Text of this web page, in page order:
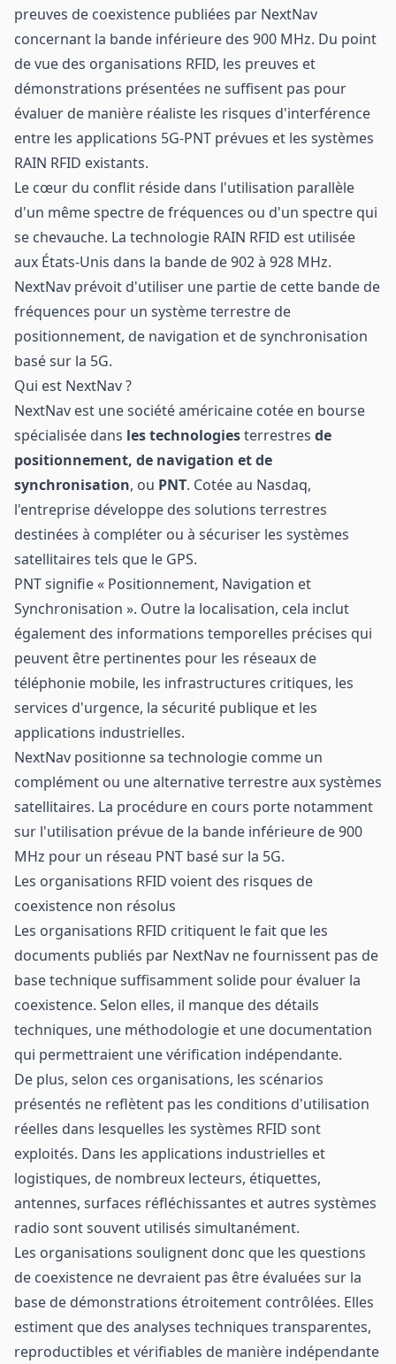
preuves de coexistence publiées par NextNav
concernant la bande inférieure des 900 MHz. Du point
de vue des organisations RFID, les preuves et
démonstrations présentées ne suffisent pas pour
évaluer de manière réaliste les risques d'interférence
entre les applications 5G-PNT prévues et les systèmes
RAIN RFID existants.
Le cœur du conflit réside dans l'utilisation parallèle
d'un même spectre de fréquences ou d'un spectre qui
se chevauche. La technologie RAIN RFID est utilisée
aux États-Unis dans la bande de 902 à 928 MHz.
NextNav prévoit d'utiliser une partie de cette bande de
fréquences pour un système terrestre de
positionnement, de navigation et de synchronisation
basé sur la 5G.
Qui est NextNav ?
NextNav est une société américaine cotée en bourse
spécialisée dans les technologiesterrestres de
positionnement, de navigation et de
synchronisation, ou PNT. Cotée au Nasdaq,
l'entreprise développe des solutions terrestres
destinées à compléter ou à sécuriser les systèmes
satellitaires tels que le GPS.
PNT signifie « Positionnement, Navigation et
Synchronisation ». Outre la localisation, cela inclut
également des informations temporelles précises qui
peuvent être pertinentes pour les réseaux de
téléphonie mobile, les infrastructures critiques, les
services d'urgence, la sécurité publique et les
applications industrielles.
NextNav positionne sa technologie comme un
complément ou une alternative terrestre aux systèmes
satellitaires. La procédure en cours porte notamment
sur l'utilisation prévue de la bande inférieure de 900
MHz pour un réseau PNT basé sur la 5G.
Les organisations RFID voient des risques de
coexistence non résolus
Les organisations RFID critiquent le fait que les
documents publiés par NextNav ne fournissent pas de
base technique suffisamment solide pour évaluer la
coexistence. Selon elles, il manque des détails
techniques, une méthodologie et une documentation
qui permettraient une vérification indépendante.
De plus, selon ces organisations, les scénarios
présentés ne reflètent pas les conditions d'utilisation
réelles dans lesquelles les systèmes RFID sont
exploités. Dans les applications industrielles et
logistiques, de nombreux lecteurs, étiquettes,
antennes, surfaces réfléchissantes et autres systèmes
radio sont souvent utilisés simultanément.
Les organisations soulignent donc que les questions
de coexistence ne devraient pas être évaluées sur la
base de démonstrations étroitement contrôlées. Elles
estiment que des analyses techniques transparentes,
reproductibles et vérifiables de manière indépendante